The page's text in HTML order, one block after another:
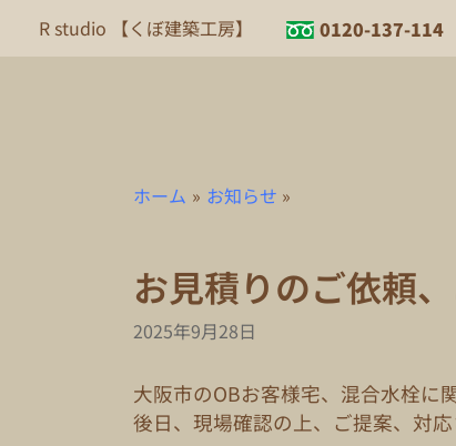
R studio 【くぼ建築工房】 0120-137-114
ホーム お知らせ
お見積りのご依頼
2025年9月28日
大阪市のOBお客様宅、混合水栓に
後日、現場確認の上、ご提案、対応